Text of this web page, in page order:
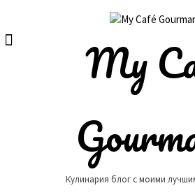
content
My
Кулинария блог с моими